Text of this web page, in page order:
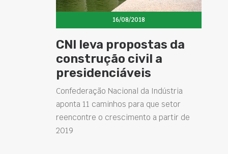
16/08/2018
CNI leva propostas da
construção civil a
presidenciáveis
Confederação Nacional da Indústria
aponta 11 caminhos para que setor
reencontre o crescimento a partir de
2019